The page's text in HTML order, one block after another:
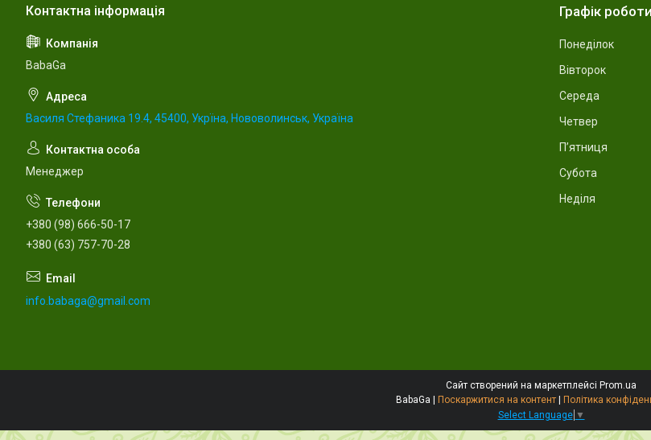
BabaGa
Василя Стефаника 19.4, 45400, Укрїна, Нововолинськ, Україна
Менеджер
+380 (98) 666-50-17
+380 (63) 757-70-28
info.babaga@gmail.com
Графік роботи
Понеділок
Вівторок
Середа
Четвер
Пʼятниця
Субота
Неділя
Сайт створений на маркетплейсі Prom.ua
BabaGa | Поскаржитися на контент | Політика
Select Language ▼